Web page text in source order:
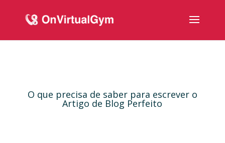
O que precisa de saber para escrever o
Artigo de Blog Perfeito